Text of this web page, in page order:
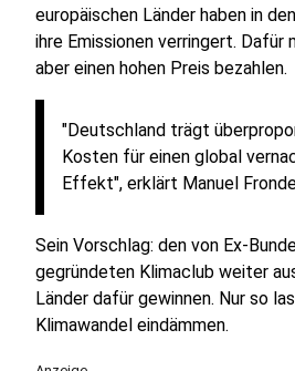
europäischen Länder haben in
ihre Emissionen verringert.
aber einen hohen Preis bezahlen.
"Deutschland trägt
Kosten für einen global
Effekt", erklärt Manuel
Sein Vorschlag: den von Ex-
gegründeten Klimaclub weiter
Länder dafür gewinnen. Nur so
Klimawandel eindämmen.